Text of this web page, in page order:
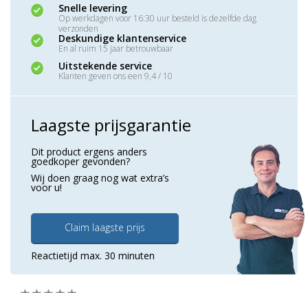
Snelle levering
Op werkdagen voor 16:30 uur besteld is dezelfde dag
verzonden
Deskundige klantenservice
En al ruim 15 jaar betrouwbaar
Uitstekende service
Klanten geven ons een 9,4 / 10
Laagste prijsgarantie
Dit product ergens anders
goedkoper gevonden?
Wij doen graag nog wat extra’s
voor u!
Claim laagste prijs
Reactietijd max. 30 minuten